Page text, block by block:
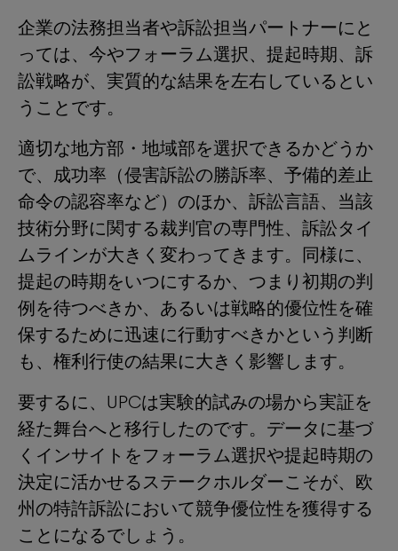
企業の法務担当者や訴訟担当パートナーにと
っては、今やフォーラム選択、提起時期、訴
訟戦略が、実質的な結果を左右しているとい
うことです。
適切な地方部・地域部を選択できるかどうか
で、成功率（侵害訴訟の勝訴率、予備的差止
命令の認容率など）のほか、訴訟言語、当該
技術分野に関する裁判官の専門性、訴訟タイ
ムラインが大きく変わってきます。同様に、
提起の時期をいつにするか、つまり初期の判
例を待つべきか、あるいは戦略的優位性を確
保するために迅速に行動すべきかという判断
も、権利行使の結果に大きく影響します。
要するに、UPCは実験的試みの場から実証を
経た舞台へと移行したのです。データに基づ
くインサイトをフォーラム選択や提起時期の
決定に活かせるステークホルダーこそが、欧
州の特許訴訟において競争優位性を獲得する
ことになるでしょう。